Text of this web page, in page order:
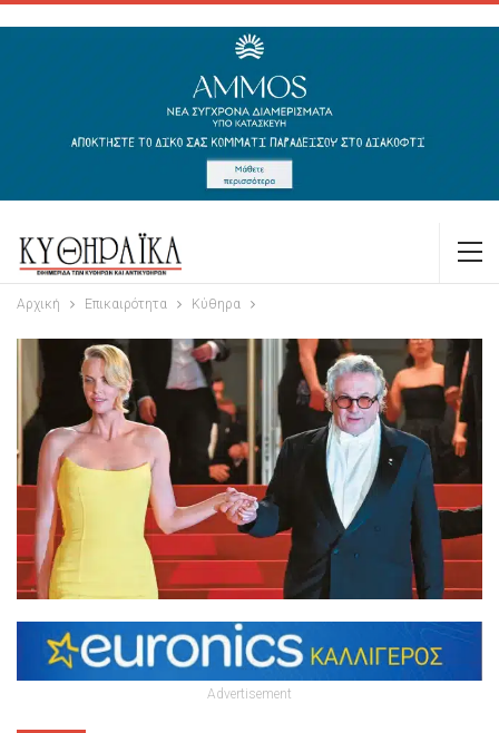
Αρχική Επικαιρότητα Κύθηρα
Advertisement